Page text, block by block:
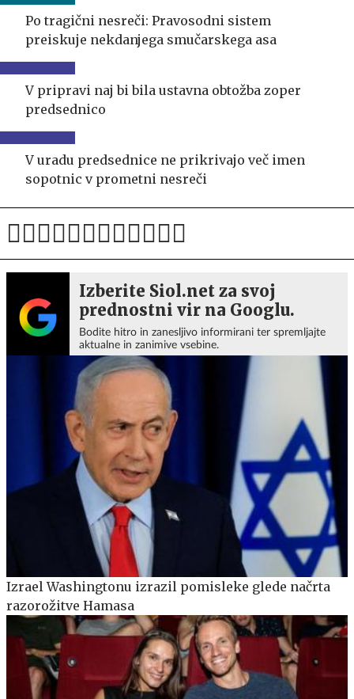
Po tragični nesreči: Pravosodni sistem
preiskuje nekdanjega smučarskega asa
V pripravi naj bi bila ustavna obtožba zoper
predsednico
V uradu predsednice ne prikrivajo več imen
sopotnic v prometni nesreči
Izberite Siol.net za svoj
prednostni vir na Googlu.
Bodite hitro in zanesljivo informirani ter spremljajte
aktualne in zanimive vsebine.
Izrael Washingtonu izrazil pomisleke glede načrta
razorožitve Hamasa